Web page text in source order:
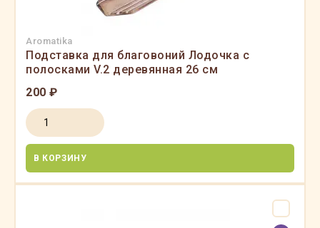
Aromatika
Подставка для благовоний Лодочка с
полосками V.2 деревянная 26 см
200 ₽
В КОРЗИНУ